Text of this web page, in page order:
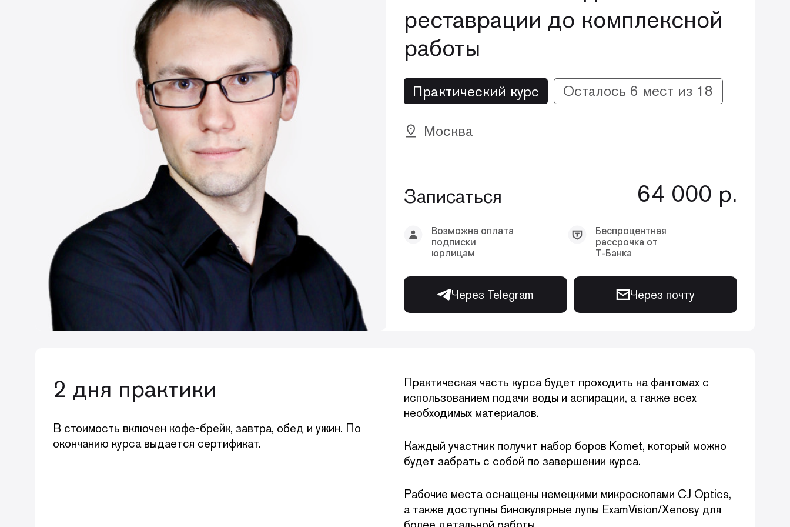
реставрации до комплексной
работы
Практический курс Осталось 6 мест из 18
Москва
Записаться 64 000 р.
Возможна оплата
подписки
юрлицам
Беспроцентная
рассрочка от
Т-Банка
Через Telegram Через почту
2 дня практики
В стоимость включен кофе-брейк, завтра, обед и ужин. По
окончанию курса выдается сертификат.
Практическая часть курса будет проходить на фантомах с
использованием подачи воды и аспирации, а также всех
необходимых материалов.
Каждый участник получит набор боров Komet, который можно
будет забрать с собой по завершении курса.
Рабочие места оснащены немецкими микроскопами CJ Optics,
а также доступны бинокулярные лупы ExamVision/Xenosy для